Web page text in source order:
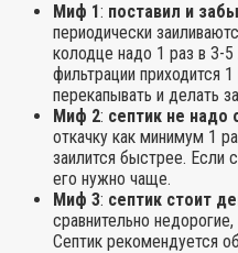
Миф 1: поставил и
периодически
колодце надо 1 раз в 3-
фильтрации приходится
перекапывать и делать
Миф 2: септик не надо
откачку как минимум 1
заилится быстрее. Если
его нужно чаще.
Миф 3: септик стоит
сравнительно
Септик рекомендуется